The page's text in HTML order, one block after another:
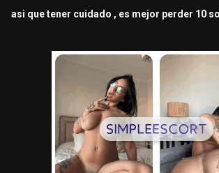
asi que tener cuidado , es mejor perder 10